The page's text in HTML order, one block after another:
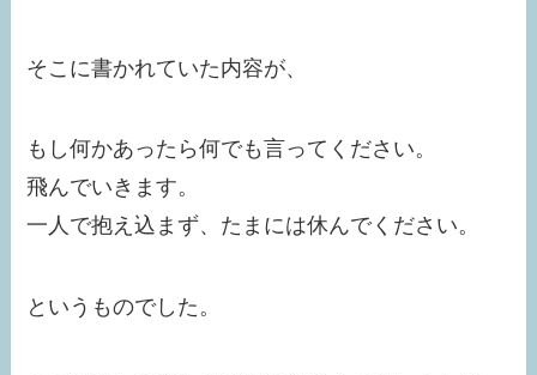
そこに書かれていた内容が、
もし何かあったら何でも言ってください。
飛んでいきます。
一人で抱え込まず、たまには休んでください。
というものでした。